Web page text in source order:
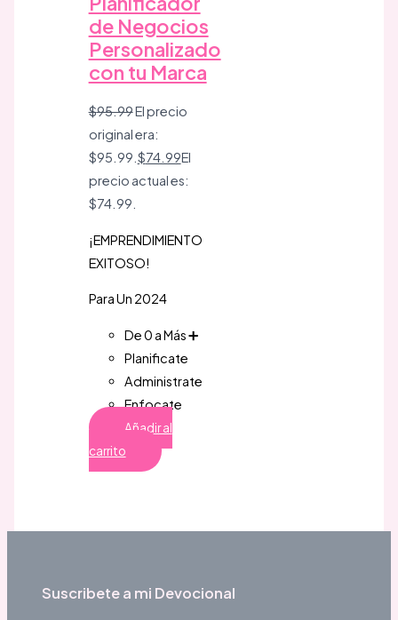
de Negocios
Personalizado
con tu Marca
$95.99El precio
original era:
$95.99. $74.99El
precio actual es:
$74.99.
¡EMPRENDIMIENTO
EXITOSO!
Para Un 2024
De 0 a Más ➕️
Planificate
Administrate
Enfocate
Añadir al
carrito
Suscribete a mi Devocional